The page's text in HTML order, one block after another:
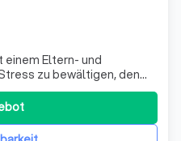
Eltern- und
zu bewältigen, den
schulische
zu meistern!